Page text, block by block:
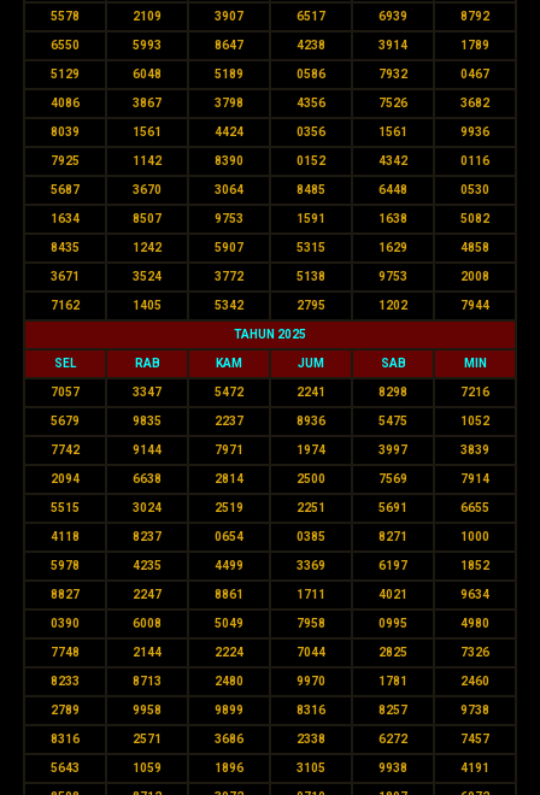
5578 2109 3907 6517 6939 8792
6550 5993 8647 4238 3914 1789
5129 6048 5189 0586 7932 0467
4086 3867 3798 4356 7526 3682
8039 1561 4424 0356 1561 9936
7925 1142 8390 0152 4342 0116
5687 3670 3064 8485 6448 0530
1634 8507 9753 1591 1638 5082
8435 1242 5907 5315 1629 4858
3671 3524 3772 5138 9753 2008
7162 1405 5342 2795 1202 7944
TAHUN 2025
SEL RAB KAM JUM SAB MIN
7057 3347 5472 2241 8298 7216
5679 9835 2237 8936 5475 1052
7742 9144 7971 1974 3997 3839
2094 6638 2814 2500 7569 7914
5515 3024 2519 2251 5691 6655
4118 8237 0654 0385 8271 1000
5978 4235 4499 3369 6197 1852
8827 2247 8861 1711 4021 9634
0390 6008 5049 7958 0995 4980
7748 2144 2224 7044 2825 7326
8233 8713 2480 9970 1781 2460
2789 9958 9899 8316 8257 9738
8316 2571 3686 2338 6272 7457
5643 1059 1896 3105 9938 4191